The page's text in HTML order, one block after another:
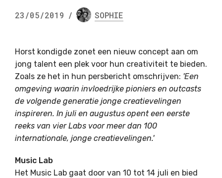
23/05/2019 / SOPHIE
Horst kondigde zonet een nieuw concept aan om
jong talent een plek voor hun creativiteit te bieden.
Zoals ze het in hun persbericht omschrijven: 'Een
omgeving waarin invloedrijke pioniers en outcasts
de volgende generatie jonge creatievelingen
inspireren. In juli en augustus opent een eerste
reeks van vier Labs voor meer dan 100
internationale, jonge creatievelingen.'
Music Lab
Het Music Lab gaat door van 10 tot 14 juli en bied